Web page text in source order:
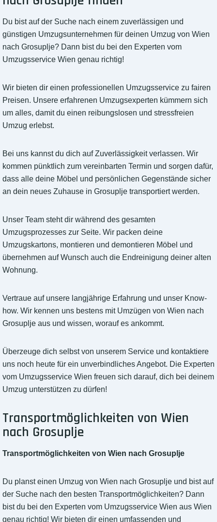
Du bist auf der Suche nach einem zuverlässigen und
günstigen Umzugsunternehmen für deinen Umzug von Wien
nach Grosuplje? Dann bist du bei den Experten vom
Umzugsservice Wien genau richtig!
Wir bieten dir einen professionellen Umzugsservice zu fairen
Preisen. Unsere erfahrenen Umzugsexperten kümmern sich
um alles, damit du einen reibungslosen und stressfreien
Umzug erlebst.
Bei uns kannst du dich auf Zuverlässigkeit verlassen. Wir
kommen pünktlich zum vereinbarten Termin und sorgen dafür,
dass alle deine Möbel und persönlichen Gegenstände sicher
an dein neues Zuhause in Grosuplje transportiert werden.
Unser Team steht dir während des gesamten
Umzugsprozesses zur Seite. Wir packen deine
Umzugskartons, montieren und demontieren Möbel und
übernehmen auf Wunsch auch die Endreinigung deiner alten
Wohnung.
Vertraue auf unsere langjährige Erfahrung und unser Know-
how. Wir kennen uns bestens mit Umzügen von Wien nach
Grosuplje aus und wissen, worauf es ankommt.
Überzeuge dich selbst von unserem Service und kontaktiere
uns noch heute für ein unverbindliches Angebot. Die Experten
vom Umzugsservice Wien freuen sich darauf, dich bei deinem
Umzug unterstützen zu dürfen!
Transportmöglichkeiten von Wien
nach Grosuplje
Transportmöglichkeiten von Wien nach Grosuplje
Du planst einen Umzug von Wien nach Grosuplje und bist auf
der Suche nach den besten Transportmöglichkeiten? Dann
bist du bei den Experten vom Umzugsservice Wien aus Wien
genau richtig! Wir bieten dir einen umfassenden und